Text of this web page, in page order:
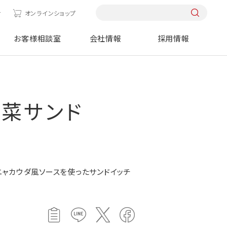
オンラインショップ
お客様相談室 会社情報 採用情報
サンド
カウダ風ソースを使ったサンドイッチ